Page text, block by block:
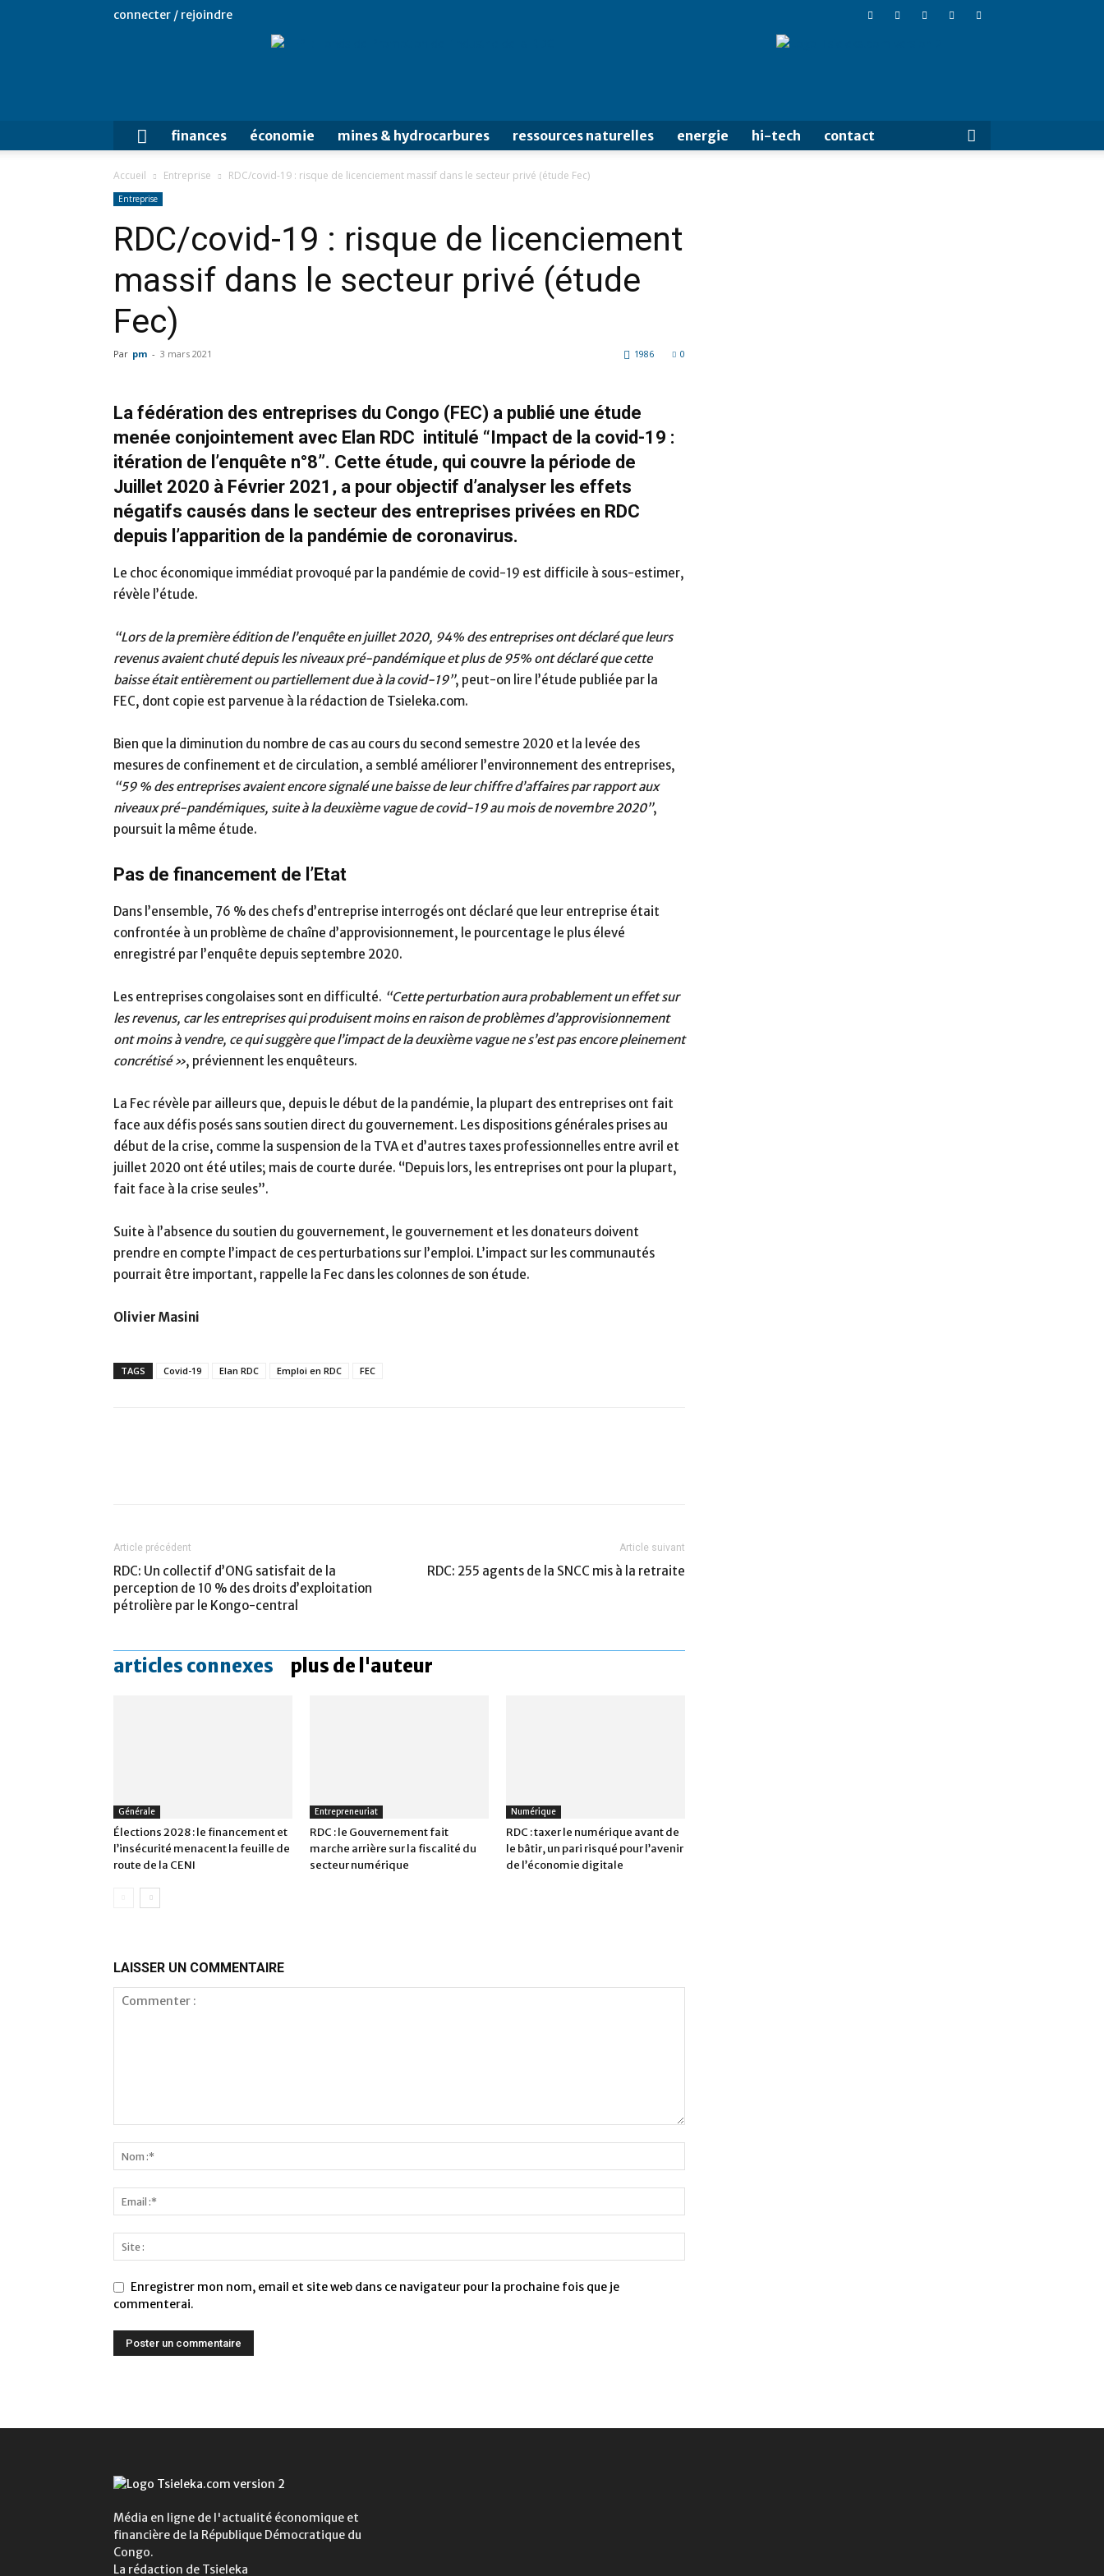
connecter / rejoindre
finances économie mines & hydrocarbures ressources naturelles energie hi-tech contact
Accueil Entreprise RDC/covid-19 : risque de licenciement massif dans le secteur privé (étude Fec)
Entreprise
RDC/covid-19 : risque de licenciement
massif dans le secteur privé (étude
Fec)
Par pm - 3 mars 2021 0
1986
La fédération des entreprises du Congo (FEC) a publié une étude
menée conjointement avec Elan RDC intitulé “Impact de la covid-19 :
itération de l’enquête n°8”. Cette étude, qui couvre la période de
Juillet 2020 à Février 2021, a pour objectif d’analyser les effets
négatifs causés dans le secteur des entreprises privées en RDC
depuis l’apparition de la pandémie de coronavirus.
Le choc économique immédiat provoqué par la pandémie de covid-19 est difficile à sous-estimer,
révèle l’étude.
“Lors de la première édition de l’enquête en juillet 2020, 94% des entreprises ont déclaré que leurs
revenus avaient chuté depuis les niveaux pré-pandémique et plus de 95% ont déclaré que cette
baisse était entièrement ou partiellement due à la covid-19”, peut-on lire l’étude publiée par la
FEC, dont copie est parvenue à la rédaction de Tsieleka.com.
Bien que la diminution du nombre de cas au cours du second semestre 2020 et la levée des
mesures de confinement et de circulation, a semblé améliorer l’environnement des entreprises,
“59 % des entreprises avaient encore signalé une baisse de leur chiffre d’affaires par rapport aux
niveaux pré-pandémiques, suite à la deuxième vague de covid-19 au mois de novembre 2020”,
poursuit la même étude.
Pas de financement de l’Etat
Dans l’ensemble, 76 % des chefs d’entreprise interrogés ont déclaré que leur entreprise était
confrontée à un problème de chaîne d’approvisionnement, le pourcentage le plus élevé
enregistré par l’enquête depuis septembre 2020.
Les entreprises congolaises sont en difficulté. “Cette perturbation aura probablement un effet sur
les revenus, car les entreprises qui produisent moins en raison de problèmes d’approvisionnement
ont moins à vendre, ce qui suggère que l’impact de la deuxième vague ne s’est pas encore pleinement
concrétisé », préviennent les enquêteurs.
La Fec révèle par ailleurs que, depuis le début de la pandémie, la plupart des entreprises ont fait
face aux défis posés sans soutien direct du gouvernement. Les dispositions générales prises au
début de la crise, comme la suspension de la TVA et d’autres taxes professionnelles entre avril et
juillet 2020 ont été utiles; mais de courte durée. “Depuis lors, les entreprises ont pour la plupart,
fait face à la crise seules”.
Suite à l’absence du soutien du gouvernement, le gouvernement et les donateurs doivent
prendre en compte l’impact de ces perturbations sur l’emploi. L’impact sur les communautés
pourrait être important, rappelle la Fec dans les colonnes de son étude.
Olivier Masini
TAGS Covid-19 Elan RDC Emploi en RDC FEC
Article précédent
RDC: Un collectif d’ONG satisfait de la
perception de 10 % des droits d’exploitation
pétrolière par le Kongo-central
Article suivant
RDC: 255 agents de la SNCC mis à la retraite
articles connexes plus de l'auteur
Générale
Élections 2028 : le financement et
l’insécurité menacent la feuille de
route de la CENI
Entrepreneuriat
RDC : le Gouvernement fait
marche arrière sur la fiscalité du
secteur numérique
Numérique
RDC : taxer le numérique avant de
le bâtir, un pari risqué pour l’avenir
de l’économie digitale
LAISSER UN COMMENTAIRE
Enregistrer mon nom, email et site web dans ce navigateur pour la prochaine fois que je
commenterai.
Média en ligne de l'actualité économique et
financière de la République Démocratique du
Congo.
La rédaction de Tsieleka